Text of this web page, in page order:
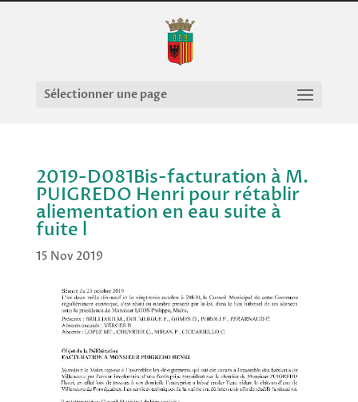
Sélectionner une page
2019-D081Bis-facturation à M.
PUIGREDO Henri pour rétablir
aliementation en eau suite à
fuite l
15 Nov 2019